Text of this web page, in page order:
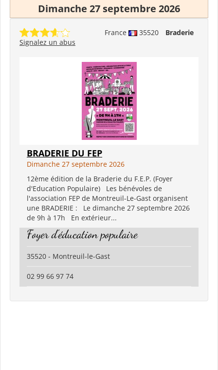
Dimanche 27 septembre 2026
France 35520
Braderie
Signalez un abus
BRADERIE DU FEP
Dimanche 27 septembre 2026
12ème édition de la Braderie du F.E.P. (Foyer
d'Education Populaire) Les bénévoles de
l'association FEP de Montreuil-Le-Gast organisent
une BRADERIE : Le dimanche 27 septembre 2026
de 9h à 17h En extérieur...
Foyer d'éducation populaire
35520 - Montreuil-le-Gast
02 99 66 97 74